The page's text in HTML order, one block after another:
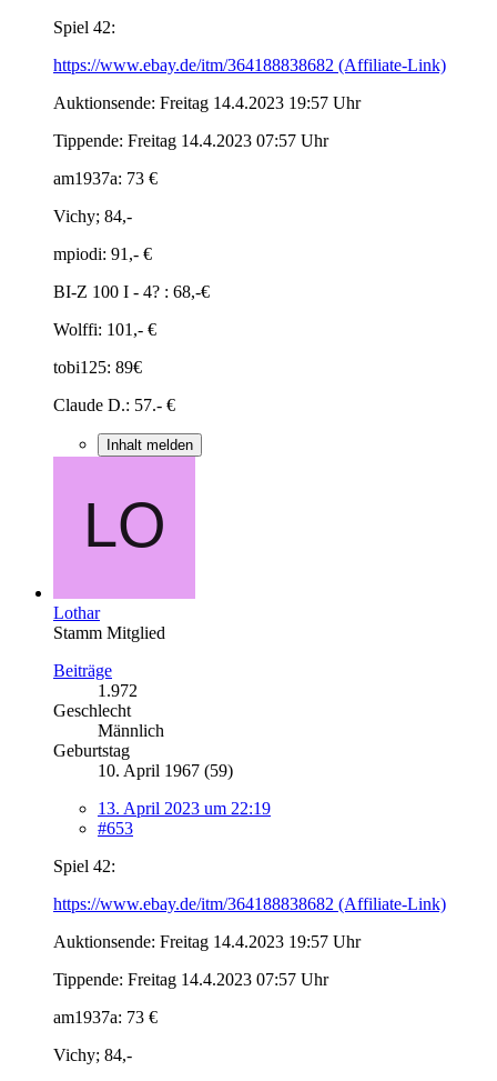
Spiel 42:
https://www.ebay.de/itm/364188838682 (Affiliate-Link)
Auktionsende: Freitag 14.4.2023 19:57 Uhr
Tippende: Freitag 14.4.2023 07:57 Uhr
am1937a: 73 €
Vichy; 84,-
mpiodi: 91,- €
BI-Z 100 I - 4? : 68,-€
Wolffi: 101,- €
tobi125: 89€
Claude D.: 57.- €
Inhalt melden
Lothar
Stamm Mitglied
Beiträge
1.972
Geschlecht
Männlich
Geburtstag
10. April 1967 (59)
13. April 2023 um 22:19
#653
Spiel 42:
https://www.ebay.de/itm/364188838682 (Affiliate-Link)
Auktionsende: Freitag 14.4.2023 19:57 Uhr
Tippende: Freitag 14.4.2023 07:57 Uhr
am1937a: 73 €
Vichy; 84,-